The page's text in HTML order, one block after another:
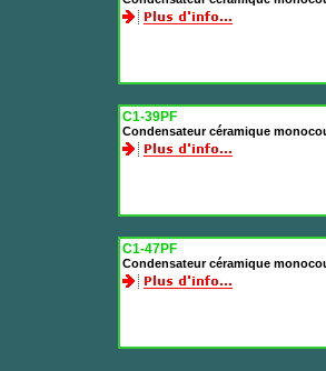
C1-39PF
Condensateur céramique
C1-47PF
Condensateur céramique